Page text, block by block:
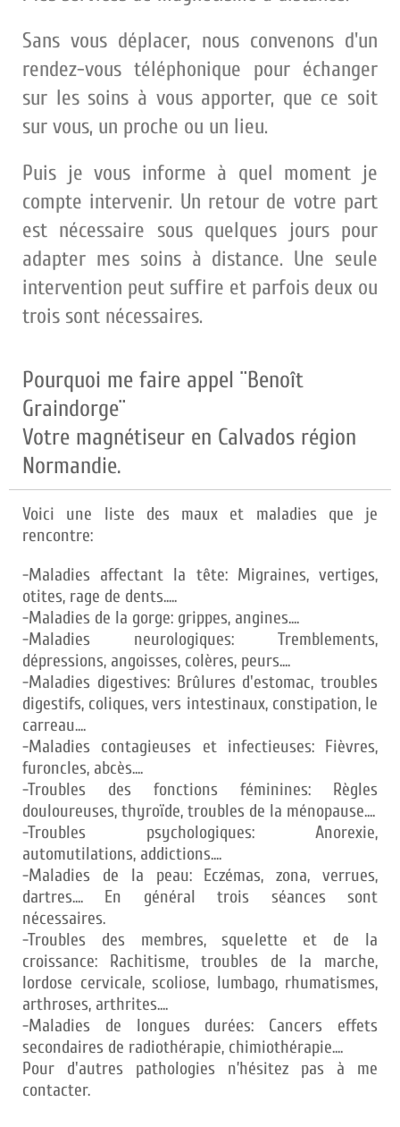
Sans vous déplacer, nous convenons d'un
rendez-vous téléphonique pour échanger
sur les soins à vous apporter, que ce soit
sur vous, un proche ou un lieu.
Puis je vous informe à quel moment je
compte intervenir. Un retour de votre part
est nécessaire sous quelques jours pour
adapter mes soins à distance. Une seule
intervention peut suffire et parfois deux ou
trois sont nécessaires.
Pourquoi me faire appel ¨Benoît
Graindorge¨
Votre magnétiseur en Calvados région
Normandie.
Voici une liste des maux et maladies que je
rencontre:
-Maladies affectant la tête: Migraines, vertiges,
otites, rage de dents.....
-Maladies de la gorge: grippes, angines....
-Maladies neurologiques: Tremblements,
dépressions, angoisses, colères, peurs....
-Maladies digestives: Brûlures d'estomac, troubles
digestifs, coliques, vers intestinaux, constipation, le
carreau....
-Maladies contagieuses et infectieuses: Fièvres,
furoncles, abcès....
-Troubles des fonctions féminines: Règles
douloureuses, thyroïde, troubles de la ménopause....
-Troubles psychologiques: Anorexie,
automutilations, addictions....
-Maladies de la peau: Eczémas, zona, verrues,
dartres.... En général trois séances sont
nécessaires.
-Troubles des membres, squelette et de la
croissance: Rachitisme, troubles de la marche,
lordose cervicale, scoliose, lumbago, rhumatismes,
arthroses, arthrites....
-Maladies de longues durées: Cancers effets
secondaires de radiothérapie, chimiothérapie....
Pour d'autres pathologies n’hésitez pas à me
contacter.